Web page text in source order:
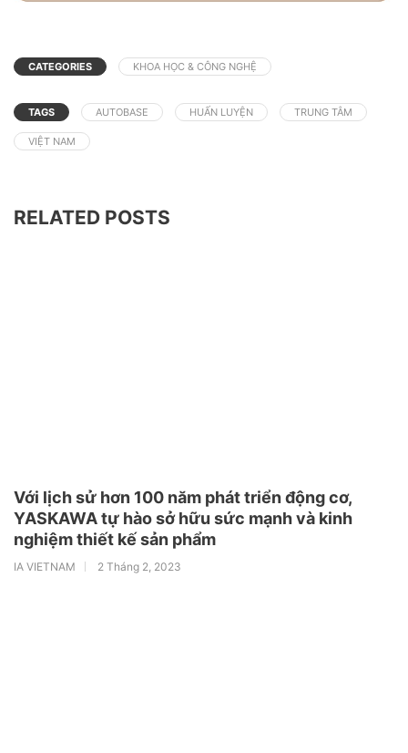
CATEGORIES KHOA HỌC & CÔNG NGHỆ
TAGS AUTOBASE HUẤN LUYỆN TRUNG TÂM
VIỆT NAM
RELATED POSTS
Với lịch sử hơn 100 năm phát triển động cơ,
YASKAWA tự hào sở hữu sức mạnh và kinh
nghiệm thiết kế sản phẩm
IA VIETNAM 2 Tháng 2, 2023